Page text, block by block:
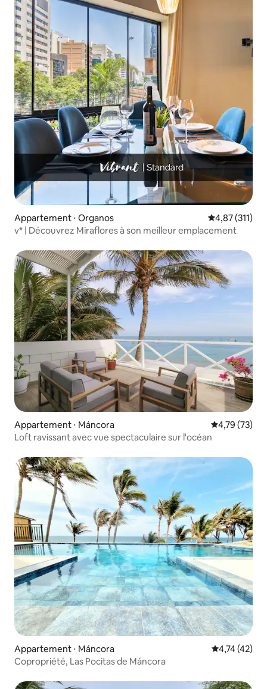
Appartement ⋅ Organos Évaluation
4,87 (311)
v* | Découvrez Miraflores à son meilleur emplacement
Appartement ⋅ Máncora Évaluation
4,79 (73)
Loft ravissant avec vue spectaculaire sur l'océan
Appartement ⋅ Máncora Évaluation
4,74 (42)
Copropriété, Las Pocitas de Máncora